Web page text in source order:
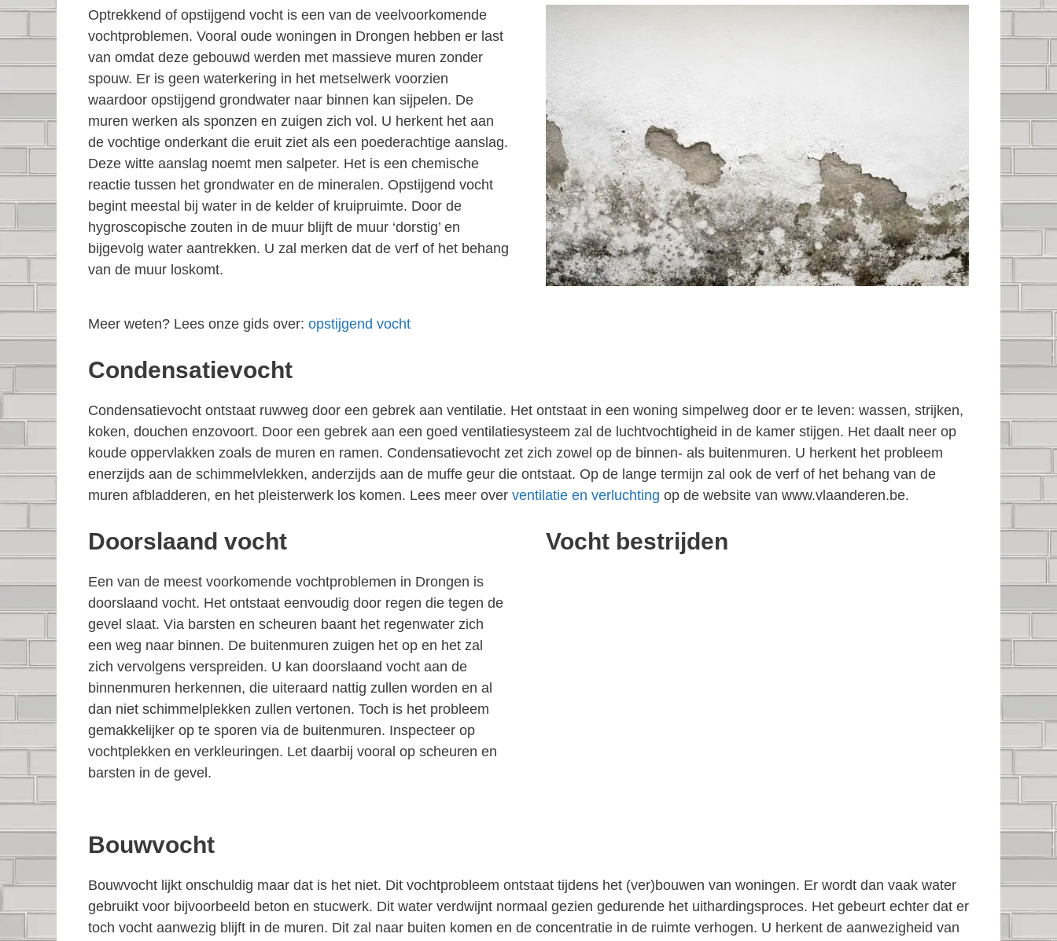
Optrekkend of opstijgend vocht is een van de veelvoorkomende
vochtproblemen. Vooral oude woningen in Drongen hebben er last
van omdat deze gebouwd werden met massieve muren zonder
spouw. Er is geen waterkering in het metselwerk voorzien
waardoor opstijgend grondwater naar binnen kan sijpelen. De
muren werken als sponzen en zuigen zich vol. U herkent het aan
de vochtige onderkant die eruit ziet als een poederachtige aanslag.
Deze witte aanslag noemt men salpeter. Het is een chemische
reactie tussen het grondwater en de mineralen. Opstijgend vocht
begint meestal bij water in de kelder of kruipruimte. Door de
hygroscopische zouten in de muur blijft de muur ‘dorstig’ en
bijgevolg water aantrekken. U zal merken dat de verf of het behang
van de muur loskomt.
Meer weten? Lees onze gids over: opstijgend vocht
Condensatievocht
Condensatievocht ontstaat ruwweg door een gebrek aan ventilatie. Het ontstaat in een woning simpelweg door er te leven: wassen, strijken,
koken, douchen enzovoort. Door een gebrek aan een goed ventilatiesysteem zal de luchtvochtigheid in de kamer stijgen. Het daalt neer op
koude oppervlakken zoals de muren en ramen. Condensatievocht zet zich zowel op de binnen- als buitenmuren. U herkent het probleem
enerzijds aan de schimmelvlekken, anderzijds aan de muffe geur die ontstaat. Op de lange termijn zal ook de verf of het behang van de
muren afbladderen, en het pleisterwerk los komen. Lees meer over ventilatie en verluchting op de website van www.vlaanderen.be.
Doorslaand vocht
Een van de meest voorkomende vochtproblemen in Drongen is
doorslaand vocht. Het ontstaat eenvoudig door regen die tegen de
gevel slaat. Via barsten en scheuren baant het regenwater zich
een weg naar binnen. De buitenmuren zuigen het op en het zal
zich vervolgens verspreiden. U kan doorslaand vocht aan de
binnenmuren herkennen, die uiteraard nattig zullen worden en al
dan niet schimmelplekken zullen vertonen. Toch is het probleem
gemakkelijker op te sporen via de buitenmuren. Inspecteer op
vochtplekken en verkleuringen. Let daarbij vooral op scheuren en
barsten in de gevel.
Vocht bestrijden
Bouwvocht
Bouwvocht lijkt onschuldig maar dat is het niet. Dit vochtprobleem ontstaat tijdens het (ver)bouwen van woningen. Er wordt dan vaak water
gebruikt voor bijvoorbeeld beton en stucwerk. Dit water verdwijnt normaal gezien gedurende het uithardingsproces. Het gebeurt echter dat er
toch vocht aanwezig blijft in de muren. Dit zal naar buiten komen en de concentratie in de ruimte verhogen. U herkent de aanwezigheid van